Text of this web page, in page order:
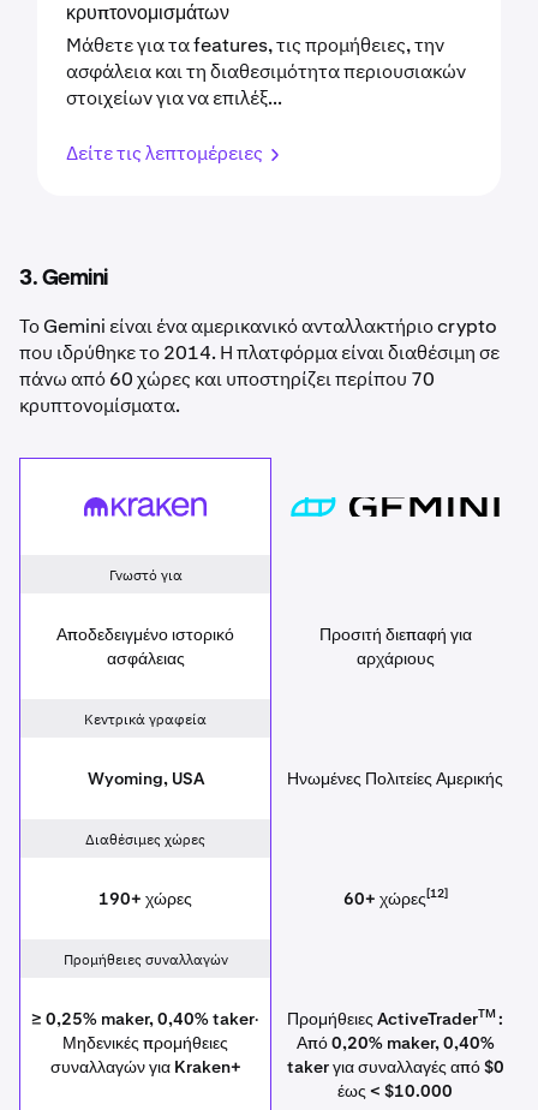
κρυπτονομισμάτων
Μάθετε για τα features, τις προμήθειες, την
ασφάλεια και τη διαθεσιμότητα περιουσιακών
στοιχείων για να επιλέξ...
Δείτε τις λεπτομέρειες
3. Gemini
Το Gemini είναι ένα αμερικανικό ανταλλακτήριο crypto
που ιδρύθηκε το 2014. Η πλατφόρμα είναι διαθέσιμη σε
πάνω από 60 χώρες και υποστηρίζει περίπου 70
κρυπτονομίσματα.
Kraken [placeholder
Γνωστό για
Αποδεδειγμένο ιστορικό
ασφάλειας
Προσιτή διεπαφή για
αρχάριους
Κεντρικά γραφεία
Wyoming, USA Ηνωμένες Πολιτείες Αμερικής
Διαθέσιμες χώρες
190+ χώρες 60+ χώρες[12]
Προμήθειες συναλλαγών
≥ 0,25% maker, 0,40% taker·
Μηδενικές προμήθειες
συναλλαγών για Kraken+
Προμήθειες ActiveTraderTM:
Από 0,20% maker, 0,40%
taker για συναλλαγές από $0
έως < $10.000